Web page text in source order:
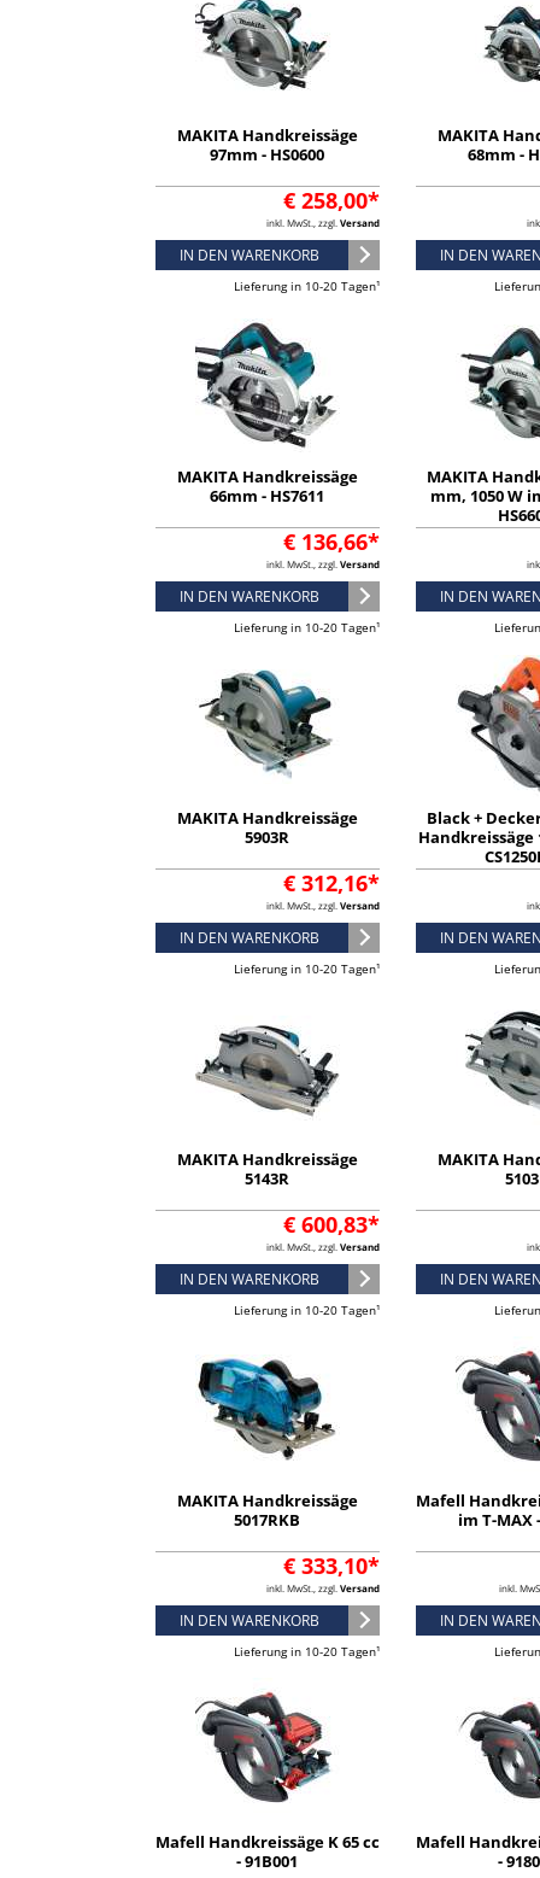
MAKITA Handkreissäge
97mm - HS0600
€ 258,00*
inkl. MwSt., zzgl. Versand
IN DEN WARENKORB
Lieferung in 10-20 Tagen¹
MAKITA
68mm -
IN DEN
MAKITA Handkreissäge
66mm - HS7611
€ 136,66*
inkl. MwSt., zzgl. Versand
IN DEN WARENKORB
Lieferung in 10-20 Tagen¹
MAKITA
mm, 1050 W
IN DEN
MAKITA Handkreissäge
5903R
€ 312,16*
inkl. MwSt., zzgl. Versand
IN DEN WARENKORB
Lieferung in 10-20 Tagen¹
Black +
Handkreissäge
IN DEN
MAKITA Handkreissäge
5143R
€ 600,83*
inkl. MwSt., zzgl. Versand
IN DEN WARENKORB
Lieferung in 10-20 Tagen¹
MAKITA
IN DEN
MAKITA Handkreissäge
5017RKB
€ 333,10*
inkl. MwSt., zzgl. Versand
IN DEN WARENKORB
Lieferung in 10-20 Tagen¹
Mafell
im T-MAX
inkl.
IN DEN
Mafell Handkreissäge K 65 cc
- 91B001
Mafell
-